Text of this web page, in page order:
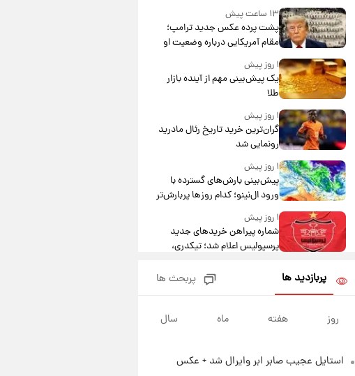
۱۳ ساعت پیش
پشت پرده عکس جدید ترامپ؛
مقام آمریکایی درباره وضعیت او
چه گفت؟
۱ روز پیش
یک پیش‌بینی مهم از آینده بازار
طلا
۱ روز پیش
گران‌ترین خرید تاریخ رئال مادرید
رونمایی شد
۱ روز پیش
پیش‌بینی بارش‌های گسترده با
ورود ال‌نینو؛ کدام روزها پربارش‌تر
خواهند بود؟
۱ روز پیش
شماره پیراهن خریدهای جدید
پرسپولیس اعلام شد؛ تیکدری،
جزئیات فعال‌سازی «کیف پول
ایران» اعلام شد+فیلم
۱ روز پیش
۱۵ مرداد ۱۴۰۵ +جدول
پربازدید ها پربحث ها
روز هفته ماه سال
استایل عجیب صابر ابر وایرال شد + عکس